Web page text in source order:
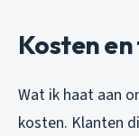
Kosten
Wat ik haat aan
kosten. Klanten